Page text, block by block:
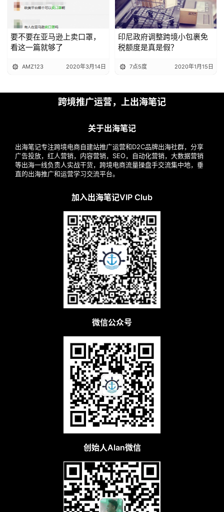
要不要在亚马逊上卖口罩，
看这一篇就够了
AMZ123 2020年3月14日
印尼政府调整跨境小包裹免
税额度是真是假？
7点5度 2020年1月15日
跨境推广运营，上出海笔记
关于出海笔记
出海笔记专注跨境电商自建站推广运营和D2C品牌出海社群，分享
广告投放，红人营销，内容营销，SEO，自动化营销，大数据营销
等出海一线负责人实战干货，跨境电商流量操盘手交流集中地，垂
直的出海推广和运营学习交流平台。
加入出海笔记VIP Club
微信公众号
创始人Alan微信